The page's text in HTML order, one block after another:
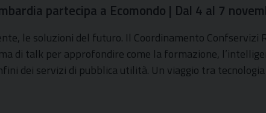
partecipa a Ecomondo | Dal 4 al 7
le soluzioni del futuro. Il Coordinamento Confservizi
di talk per approfondire come la formazione,
dei servizi di pubblica utilità. Un viaggio tra